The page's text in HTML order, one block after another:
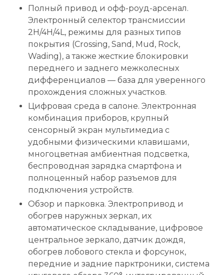
Полный привод и офф-роуд-арсенал.
Электронный селектор трансмиссии
2H/4H/4L, режимы для разных типов
покрытия (Crossing, Sand, Mud, Rock,
Wading), а также жесткие блокировки
переднего и заднего межколесных
дифференциалов — база для уверенного
прохождения сложных участков.
Цифровая среда в салоне. Электронная
комбинация приборов, крупный
сенсорный экран мультимедиа с
удобными физическими клавишами,
многоцветная амбиентная подсветка,
беспроводная зарядка смартфона и
полноценный набор разъемов для
подключения устройств.
Обзор и парковка. Электропривод и
обогрев наружных зеркал, их
автоматическое складывание, цифровое
центральное зеркало, датчик дождя,
обогрев лобового стекла и форсунок,
передние и задние парктроники, система